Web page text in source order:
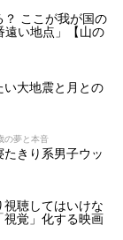
？ ここが我が国の
遠い地点」【山の
大地震と月との
の夢と本音
きり系男子ウッ
視聴してはいけな
覚」化する映画